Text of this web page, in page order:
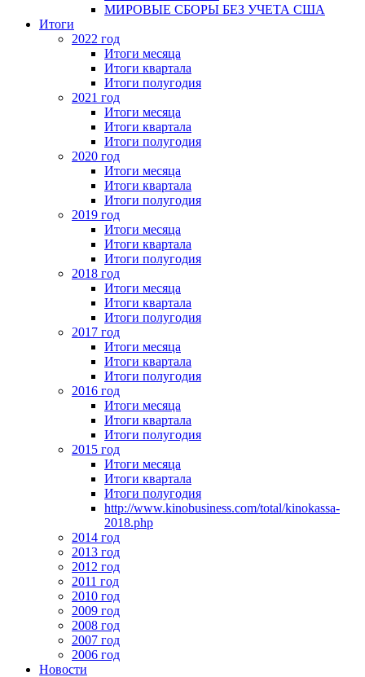
МИРОВЫЕ СБОРЫ БЕЗ УЧЕТА США
Итоги
2022 год
Итоги месяца
Итоги квартала
Итоги полугодия
2021 год
Итоги месяца
Итоги квартала
Итоги полугодия
2020 год
Итоги месяца
Итоги квартала
Итоги полугодия
2019 год
Итоги месяца
Итоги квартала
Итоги полугодия
2018 год
Итоги месяца
Итоги квартала
Итоги полугодия
2017 год
Итоги месяца
Итоги квартала
Итоги полугодия
2016 год
Итоги месяца
Итоги квартала
Итоги полугодия
2015 год
Итоги месяца
Итоги квартала
Итоги полугодия
http://www.kinobusiness.com/total/kinokassa-
2018.php
2014 год
2013 год
2012 год
2011 год
2010 год
2009 год
2008 год
2007 год
2006 год
Новости